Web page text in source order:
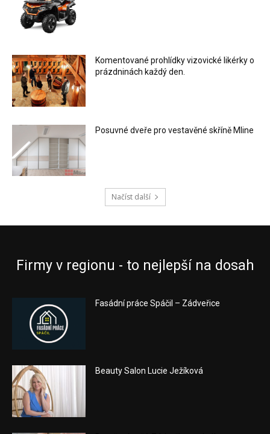
Komentované prohlídky vizovické likérky o
prázdninách každý den.
Posuvné dveře pro vestavěné skříně Mline
Načíst další
Firmy v regionu - to nejlepší na dosah
Fasádní práce Spáčil – Zádveřice
Beauty Salon Lucie Ježíková